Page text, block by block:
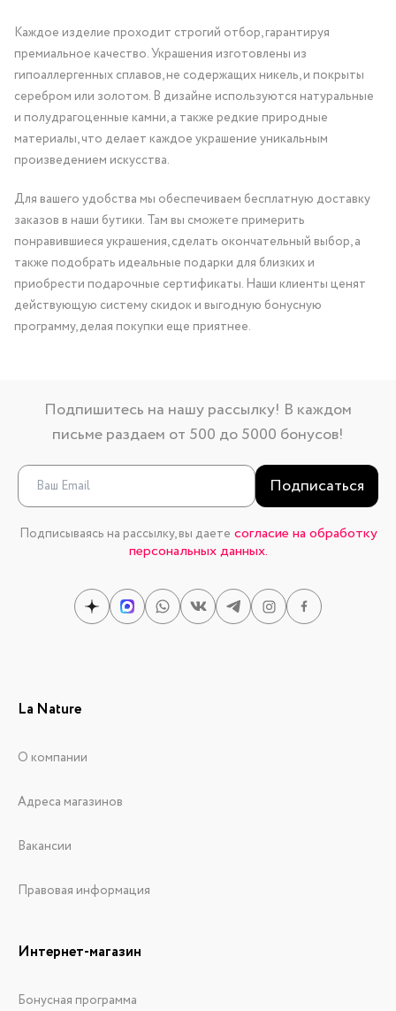
Каждое изделие проходит строгий отбор, гарантируя
премиальное качество. Украшения изготовлены из
гипоаллергенных сплавов, не содержащих никель, и покрыты
серебром или золотом. В дизайне используются натуральные
и полудрагоценные камни, а также редкие природные
материалы, что делает каждое украшение уникальным
произведением искусства.
Для вашего удобства мы обеспечиваем бесплатную доставку
заказов в наши бутики. Там вы сможете примерить
понравившиеся украшения, сделать окончательный выбор, а
также подобрать идеальные подарки для близких и
приобрести подарочные сертификаты. Наши клиенты ценят
действующую систему скидок и выгодную бонусную
программу, делая покупки еще приятнее.
Подпишитесь на нашу рассылку! В каждом
письме раздаем от 500 до 5000 бонусов!
Подписаться
Подписываясь на рассылку, вы даете согласие на обработку
персональных данных.
La Nature
О компании
Адреса магазинов
Вакансии
Правовая информация
Интернет-магазин
Бонусная программа